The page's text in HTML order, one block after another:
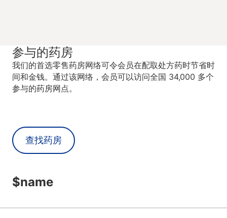
参与的药房
我们的首选零售药房网络可令会员在配取处方药时节省时
间和金钱。通过该网络，会员可以访问全国 34,000 多个
参与的药房网点。
查找药房
$name